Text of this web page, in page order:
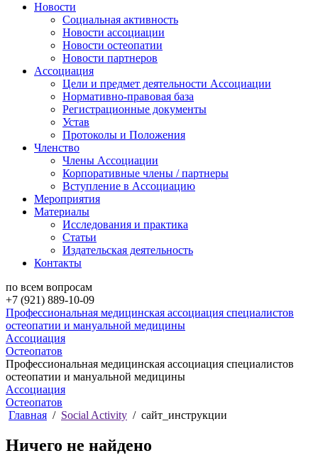
Новости
Социальная активность
Новости ассоциации
Новости остеопатии
Новости партнеров
Ассоциация
Цели и предмет деятельности Ассоциации
Нормативно-правовая база
Регистрационные документы
Устав
Протоколы и Положения
Членство
Члены Ассоциации
Корпоративные члены / партнеры
Вступление в Ассоциацию
Мероприятия
Материалы
Исследования и практика
Статьи
Издательская деятельность
Контакты
по всем вопросам
+7 (921) 889-10-09
Профессиональная медицинская ассоциация специалистов
остеопатии и мануальной медицины
Ассоциация
Остеопатов
Профессиональная медицинская ассоциация специалистов
остеопатии и мануальной медицины
Ассоциация
Остеопатов
Главная
Social Activity сайт_инструкции
Ничего не найдено